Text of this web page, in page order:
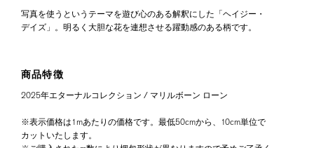
写真を使うというテーマを遊び心のある解釈にした「ヘイジー・
デイズ」。明るく大胆な花を連想させる躍動感のある柄です。
商品特徴
2025年エターナルコレクション / マリルボーン ローン
※表示価格は1mあたりの価格です。最低50cmから、10cm単位で
カットいたします。